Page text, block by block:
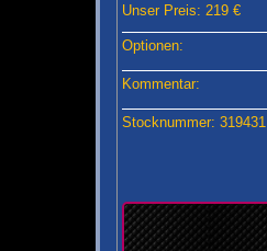
Unser Preis: 219 €
Optionen:
Kommentar:
Stocknummer: 319431